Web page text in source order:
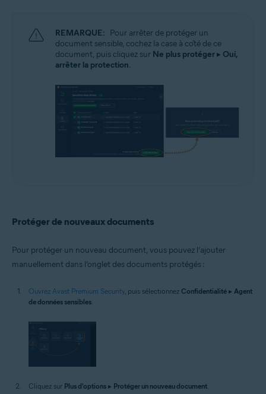
REMARQUE: Pour arrêter de protéger un
document sensible, cochez la case à côté de ce
document, puis cliquez sur Ne plus protéger▸ Oui,
arrêter la protection.
Protéger de nouveaux documents
Pour protéger un nouveau document, vous pouvez l’ajouter
manuellement dans l’onglet des documents protégés :
Ouvrez Avast Premium Security, puis sélectionnez Confidentialité ▸ Agent
de données sensibles.
Cliquez sur Plus d'options ▸ Protéger un nouveau document.